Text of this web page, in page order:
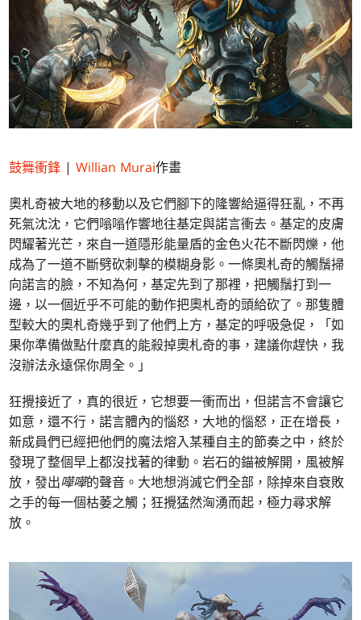
鼓舞衝鋒 |Willian Murai作畫
奧札奇被大地的移動以及它們腳下的隆響給逼得狂亂，不再
死氣沈沈，它們嗡嗡作響地往基定與諾言衝去。基定的皮膚
閃耀著光芒，來自一道隱形能量盾的金色火花不斷閃爍，他
成為了一道不斷劈砍刺擊的模糊身影。一條奧札奇的觸鬚掃
向諾言的臉，不知為何，基定先到了那裡，把觸鬚打到一
邊，以一個近乎不可能的動作把奧札奇的頭給砍了。那隻體
型較大的奧札奇幾乎到了他們上方，基定的呼吸急促，「如
果你準備做點什麼真的能殺掉奧札奇的事，建議你趕快，我
沒辦法永遠保你周全。」
狂攪接近了，真的很近，它想要一衝而出，但諾言不會讓它
如意，還不行，諾言體內的惱怒，大地的惱怒，正在增長，
新成員們已經把他們的魔法熔入某種自主的節奏之中，終於
發現了整個早上都沒找著的律動。岩石的錨被解開，風被解
放，發出嘩嘩的聲音。大地想消滅它們全部，除掉來自衰敗
之手的每一個枯萎之觸；狂攪猛然洶湧而起，極力尋求解
放。